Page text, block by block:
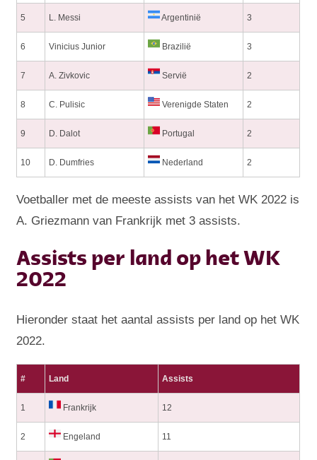
5 L. Messi Argentinië 3
6 Vinicius Junior Brazilië 3
7 A. Zivkovic Servië 2
8 C. Pulisic Verenigde Staten 2
9 D. Dalot Portugal 2
10 D. Dumfries Nederland 2
Voetballer met de meeste assists van het WK 2022 is
A. Griezmann van Frankrijk met 3 assists.
Assists per land op het WK
2022
Hieronder staat het aantal assists per land op het WK
2022.
# Land Assists
1 Frankrijk 12
2 Engeland 11